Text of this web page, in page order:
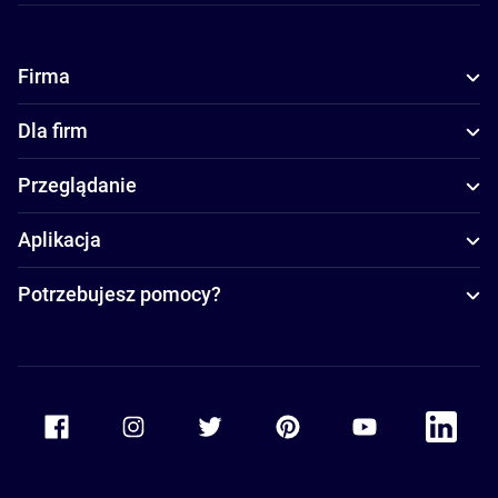
Firma
Dla firm
Przeglądanie
Aplikacja
Potrzebujesz pomocy?
Accor Youtube
Accor